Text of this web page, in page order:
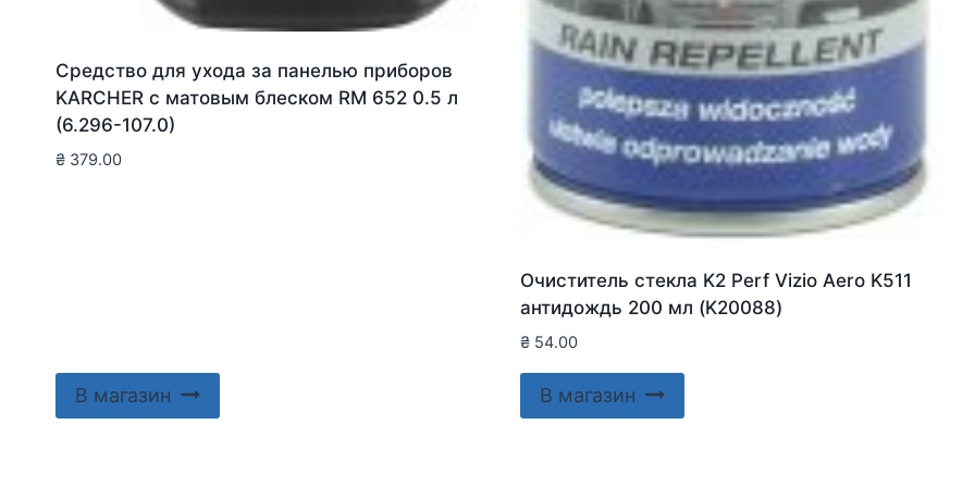
Средство для ухода за панелью приборов
KARCHER с матовым блеском RM 652 0.5 л
(6.296-107.0)
₴ 379.00
В магазин
Очиститель стекла K2 Perf Vizio Aero K511
антидождь 200 мл (K20088)
₴ 54.00
В магазин